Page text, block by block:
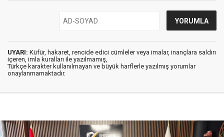
UYARI: Küfür, hakaret, rencide edici cümleler veya imalar, inançlara saldırı
içeren, imla kuralları ile yazılmamış,
Türkçe karakter kullanılmayan ve büyük harflerle yazılmış yorumlar
onaylanmamaktadır.